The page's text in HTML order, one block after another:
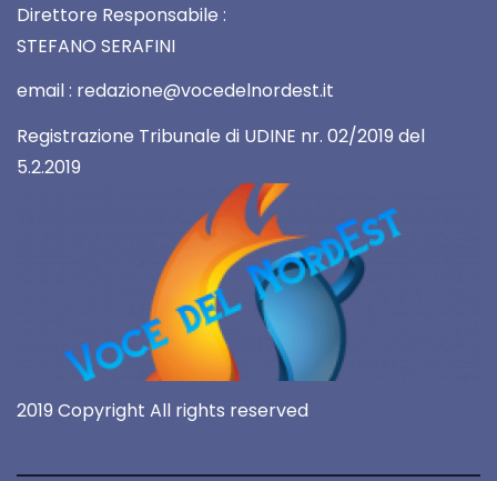
Direttore Responsabile :
STEFANO SERAFINI
email : redazione@vocedelnordest.it
Registrazione Tribunale di UDINE nr. 02/2019 del
5.2.2019
2019 Copyright All rights reserved